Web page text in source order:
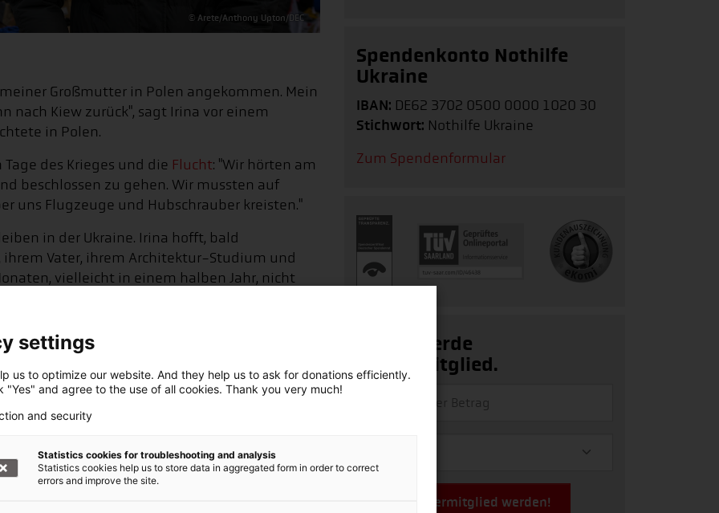
© Arete/Anthony Upton/DEC
Großmutter in Polen angekommen. Mein
nach Kiew zurück", sagt Irina vor einem
in Polen.
des Krieges und die Flucht: "Wir hörten am
beschlossen zu gehen. Wir mussten auf
uns Flugzeuge und Hubschrauber kreisten."
in der Ukraine. Irina hofft, bald
Vater, ihrem Architektur-Studium und
vielleicht in einem halben Jahr, nicht
wohin wir gehen
Spendenkonto Nothilfe
Ukraine
IBAN: DE62 3702 0500 0000 1020 30
Stichwort: Nothilfe Ukraine
Zum Spendenformular
Ja, ich werde
Fördermitglied.
Jetzt Fördermitglied werden!
settings
us to optimize our website. And they help us to ask for donations efficiently.
"Yes" and agree to the use of all cookies. Thank you very much!
and security
Statistics cookies for troubleshooting and analysis
Statistics cookies help us to store data in aggregated form in order to correct
errors and improve the site.